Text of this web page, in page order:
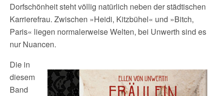
Dorfschönheit steht völlig natürlich neben der städtischen
Karrierefrau. Zwischen »Heidi, Kitzbühel« und »Bitch,
Paris« liegen normalerweise Welten, bei Unwerth sind es
nur Nuancen.
Die in
diesem
Band